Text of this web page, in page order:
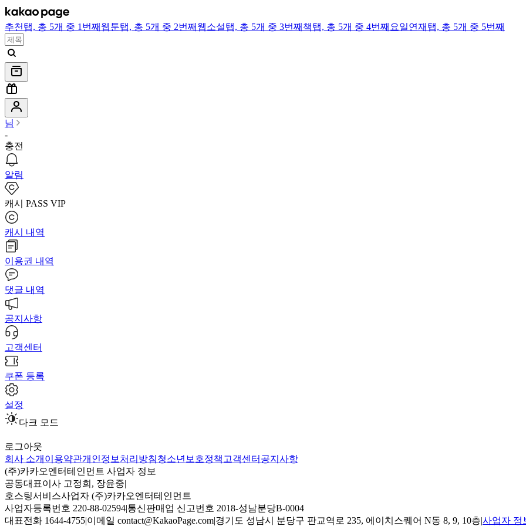
추천 탭, 총 5개 중 1번째 웹툰탭, 총 5개 중 2번째 웹소설탭, 총 5개 중 3번째 책탭, 총 5개 중 4번째 요일연재 탭, 총 5개 중 5번째
님
-
충전
알림
캐시 PASS VIP
캐시 내역
이용권 내역
댓글 내역
공지사항
고객센터
쿠폰 등록
설정
다크 모드
로그아웃
회사 소개 이용약관개인정보처리방침청소년보호정책 고객센터 공지사항
(주)카카오엔터테인먼트 사업자 정보
공동대표이사 고정희, 장윤중|
호스팅서비스사업자 (주)카카오엔터테인먼트
사업자등록번호 220-88-02594|통신판매업 신고번호 2018-성남분당B-0004
대표전화 1644-4755|이메일 contact@KakaoPage.com|경기도 성남시 분당구 판교역로 235, 에이치스퀘어 N동 8, 9, 10층|사업자 정